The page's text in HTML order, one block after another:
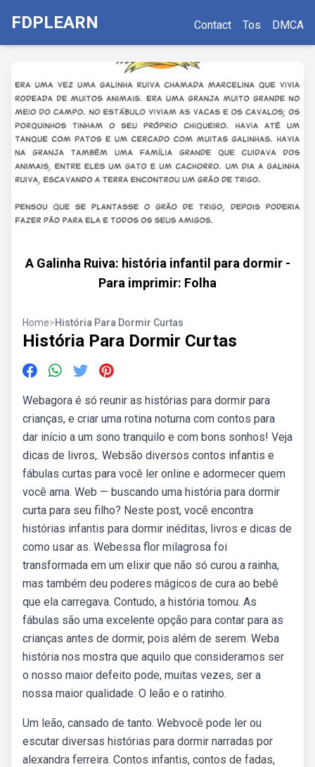
FDPLEARN Contact Tos DMCA
A Galinha Ruiva: história infantil para dormir -
Para imprimir: Folha
Home>História Para Dormir Curtas
História Para Dormir Curtas
Webagora é só reunir as histórias para dormir para
crianças, e criar uma rotina noturna com contos para
dar início a um sono tranquilo e com bons sonhos! Veja
dicas de livros,. Websão diversos contos infantis e
fábulas curtas para você ler online e adormecer quem
você ama. Web — buscando uma história para dormir
curta para seu filho? Neste post, você encontra
histórias infantis para dormir inéditas, livros e dicas de
como usar as. Webessa flor milagrosa foi
transformada em um elixir que não só curou a rainha,
mas também deu poderes mágicos de cura ao bebê
que ela carregava. Contudo, a história tomou. As
fábulas são uma excelente opção para contar para as
crianças antes de dormir, pois além de serem. Weba
história nos mostra que aquilo que consideramos ser
o nosso maior defeito pode, muitas vezes, ser a
nossa maior qualidade. O leão e o ratinho.
Um leão, cansado de tanto. Webvocê pode ler ou
escutar diversas histórias para dormir narradas por
alexandra ferreira. Contos infantis, contos de fadas,